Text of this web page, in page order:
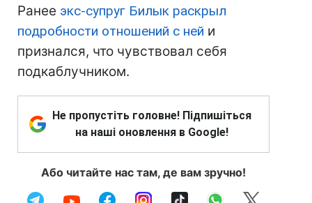
Ранее экс-супруг Билык раскрыл
подробности отношений с ней и
признался, что чувствовал себя
подкаблучником.
Не пропустіть головне! Підпишіться
на наші оновлення в Google!
Або читайте нас там, де вам зручно!